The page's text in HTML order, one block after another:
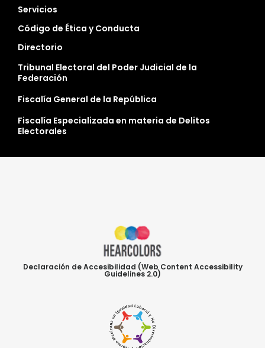
Servicios
Código de Ética y Conducta
Directorio
Tribunal Electoral del Poder Judicial de la
Federación
Fiscalía General de la República
Fiscalía Especializada en materia de Delitos
Electorales
Declaración de Accesibilidad (Web Content Accessibility
Guidelines 2.0)